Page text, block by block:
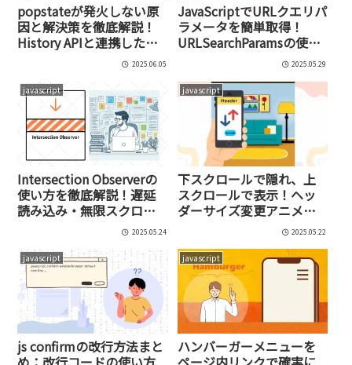
popstateが発火しない原
因と解決策を徹底解説！
History APIと連携した正
しい実装パターン＆各ブ
2025.06.05
JavaScriptでURLクエリパ
ラメータを簡単取得！
URLSearchParamsの使い
方（サンプルコード付2025.05.29
javascript
Intersection Observerの
使い方を徹底解説！遅延
読み込み・無限スクロー
ルからエラー解決まで2025.05.24
javascript
下スクロールで隠れ、上
スクロールで表示！ヘッ
ダーサイズ変更アニメー
ションの作り方【jQuery
2025.05.22
javascript
js confirmの改行方法まと
javascript
ハンバーガーメニューを